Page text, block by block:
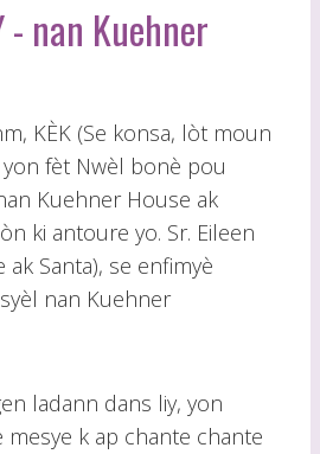
- nan Kuehner
KÈK (Se konsa, lòt moun
fèt Nwèl bonè pou
Kuehner House ak
ki antoure yo. Sr. Eileen
ak Santa), se enfimyè
nan Kuehner
ladann dans liy, yon
mesye k ap chante chante